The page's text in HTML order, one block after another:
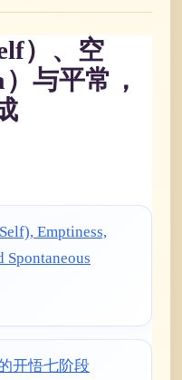
）、空
与平常，
Emptiness,
Spontaneous
开悟七阶段